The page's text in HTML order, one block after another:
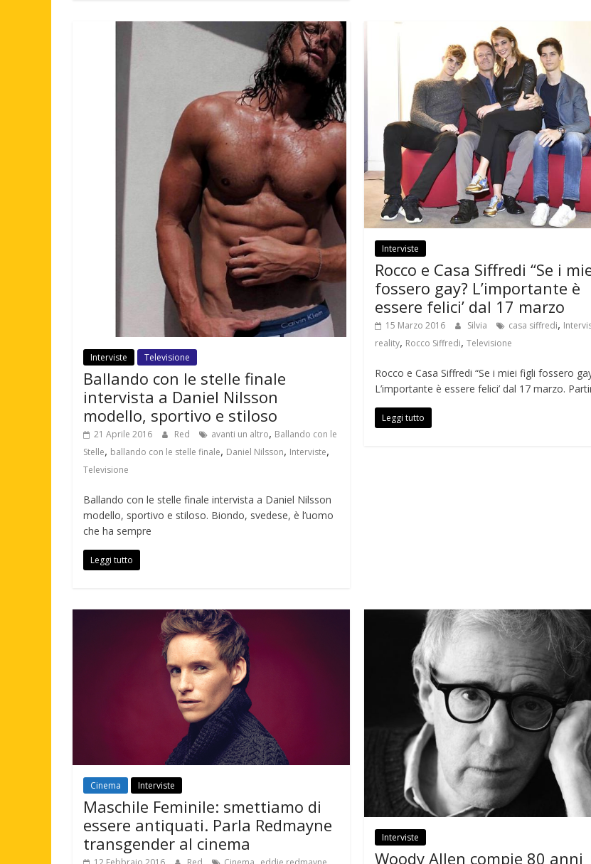
Interviste Televisione
Ballando con le stelle finale
intervista a Daniel Nilsson
modello, sportivo e stiloso
21 Aprile 2016 Red avanti un altro, Ballando con le
Stelle, ballando con le stelle finale, Daniel Nilsson, Interviste,
Televisione
Ballando con le stelle finale intervista a Daniel Nilsson
modello, sportivo e stiloso. Biondo, svedese, è l’uomo
che ha sempre
Leggi tutto
Interviste
Rocco e Casa Siffredi “Se i
fossero gay? L’importante è
essere felici’ dal 17 marzo
15 Marzo 2016 Silvia casa siffredi,
reality, Rocco Siffredi,Televisione
Rocco e Casa Siffredi “Se i miei figli fossero
L’importante è essere felici’ dal 17 marzo.
Leggi tutto
Cinema Interviste
Maschile Feminile: smettiamo di
essere antiquati. Parla Redmayne
transgender al cinema
Interviste
Woody Allen compie 80 anni